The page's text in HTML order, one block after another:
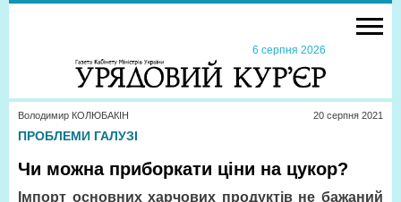
6 серпня 2026
Володимир КОЛЮБАКІН 20 серпня 2021
ПРОБЛЕМИ ГАЛУЗІ
Чи можна приборкати ціни на цукор?
Імпорт основних харчових продуктів не бажаний